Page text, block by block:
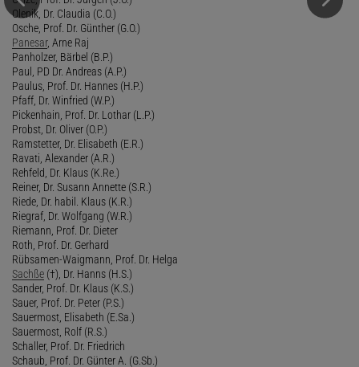
Olenik, Dr. Claudia (C.O.)
Osche, Prof. Dr. Günther (G.O.)
Panesar, Arne Raj
Panholzer, Bärbel (B.P.)
Paul, PD Dr. Andreas (A.P.)
Paulus, Prof. Dr. Hannes (H.P.)
Pfaff, Dr. Winfried (W.P.)
Pickenhain, Prof. Dr. Lothar (L.P.)
Probst, Dr. Oliver (O.P.)
Ramstetter, Dr. Elisabeth (E.R.)
Ravati, Alexander (A.R.)
Rehfeld, Dr. Klaus (K.Re.)
Reiner, Dr. Susann Annette (S.R.)
Riede, Dr. habil. Klaus (K.R.)
Riegraf, Dr. Wolfgang (W.R.)
Riemann, Prof. Dr. Dieter
Roth, Prof. Dr. Gerhard
Rübsamen-Waigmann, Prof. Dr. Helga
Sachße (†), Dr. Hanns (H.S.)
Sander, Prof. Dr. Klaus (K.S.)
Sauer, Prof. Dr. Peter (P.S.)
Sauermost, Elisabeth (E.Sa.)
Sauermost, Rolf (R.S.)
Schaller, Prof. Dr. Friedrich
Schaub, Prof. Dr. Günter A. (G.Sb.)